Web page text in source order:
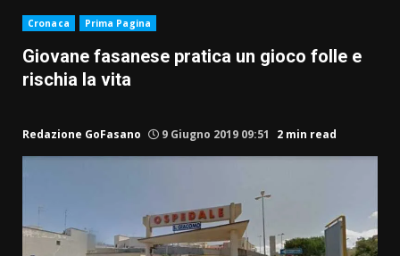
Cronaca Prima Pagina
Giovane fasanese pratica un gioco folle e
rischia la vita
Redazione GoFasano 9 Giugno 2019 09:51 2 min read